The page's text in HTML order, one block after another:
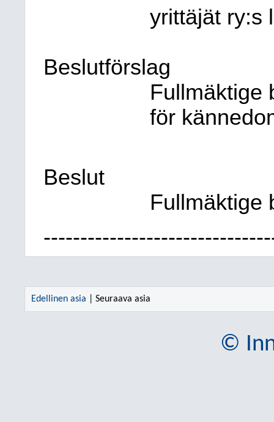
yrittäjät ry:s
Beslutförslag
Fullmäktige
för
Beslut
Fullmäktige
Edellinen asia | Seuraava asia
©